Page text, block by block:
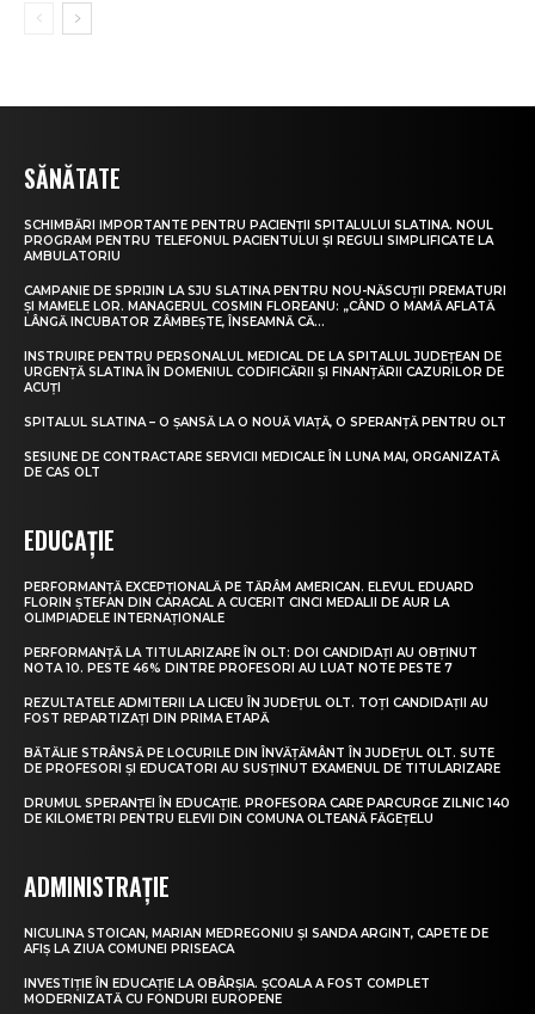
SĂNĂTATE
SCHIMBĂRI IMPORTANTE PENTRU PACIENȚII SPITALULUI SLATINA. NOUL
PROGRAM PENTRU TELEFONUL PACIENTULUI ȘI REGULI SIMPLIFICATE LA
AMBULATORIU
CAMPANIE DE SPRIJIN LA SJU SLATINA PENTRU NOU-NĂSCUȚII PREMATURI
ȘI MAMELE LOR. MANAGERUL COSMIN FLOREANU: „CÂND O MAMĂ AFLATĂ
LÂNGĂ INCUBATOR ZÂMBEȘTE, ÎNSEAMNĂ CĂ...
INSTRUIRE PENTRU PERSONALUL MEDICAL DE LA SPITALUL JUDEȚEAN DE
URGENȚĂ SLATINA ÎN DOMENIUL CODIFICĂRII ȘI FINANȚĂRII CAZURILOR DE
ACUȚI
SPITALUL SLATINA – O ȘANSĂ LA O NOUĂ VIAȚĂ, O SPERANȚĂ PENTRU OLT
SESIUNE DE CONTRACTARE SERVICII MEDICALE ÎN LUNA MAI, ORGANIZATĂ
DE CAS OLT
EDUCAȚIE
PERFORMANȚĂ EXCEPȚIONALĂ PE TĂRÂM AMERICAN. ELEVUL EDUARD
FLORIN ȘTEFAN DIN CARACAL A CUCERIT CINCI MEDALII DE AUR LA
OLIMPIADELE INTERNAȚIONALE
PERFORMANȚĂ LA TITULARIZARE ÎN OLT: DOI CANDIDAȚI AU OBȚINUT
NOTA 10. PESTE 46% DINTRE PROFESORI AU LUAT NOTE PESTE 7
REZULTATELE ADMITERII LA LICEU ÎN JUDEȚUL OLT. TOȚI CANDIDAȚII AU
FOST REPARTIZAȚI DIN PRIMA ETAPĂ
BĂTĂLIE STRÂNSĂ PE LOCURILE DIN ÎNVĂȚĂMÂNT ÎN JUDEȚUL OLT. SUTE
DE PROFESORI ȘI EDUCATORI AU SUSȚINUT EXAMENUL DE TITULARIZARE
DRUMUL SPERANȚEI ÎN EDUCAȚIE. PROFESORA CARE PARCURGE ZILNIC 140
DE KILOMETRI PENTRU ELEVII DIN COMUNA OLTEANĂ FĂGEȚELU
ADMINISTRAȚIE
NICULINA STOICAN, MARIAN MEDREGONIU ȘI SANDA ARGINT, CAPETE DE
AFIȘ LA ZIUA COMUNEI PRISEACA
INVESTIȚIE ÎN EDUCAȚIE LA OBÂRȘIA. ȘCOALA A FOST COMPLET
MODERNIZATĂ CU FONDURI EUROPENE